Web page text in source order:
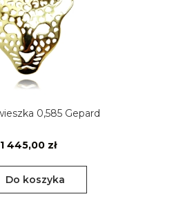
Złota zawieszka 0,585 Gepard
1 445,00 zł
Do koszyka